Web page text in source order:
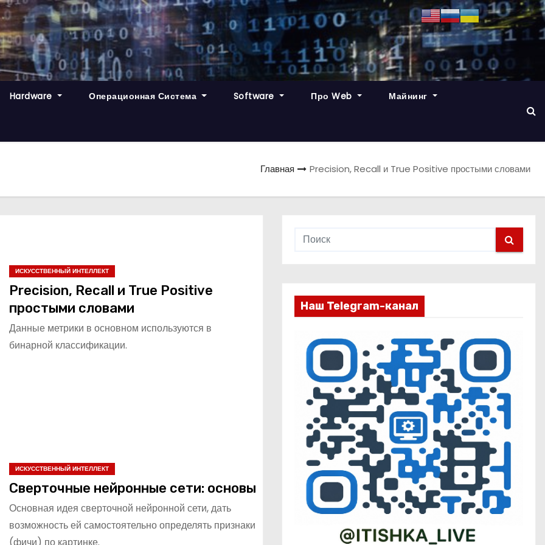
Hardware Операционная Система Software Про Web Майнинг
Главная Precision, Recall и True Positive простыми словами
ИСКУССТВЕННЫЙ ИНТЕЛЛЕКТ
Precision, Recall и True Positive
простыми словами
Данные метрики в основном используются в
бинарной классификации.
ИСКУССТВЕННЫЙ ИНТЕЛЛЕКТ
Сверточные нейронные сети: основы
Основная идея сверточной нейронной сети, дать
возможность ей самостоятельно определять признаки
(фичи) по картинке.
Наш Telegram-канал